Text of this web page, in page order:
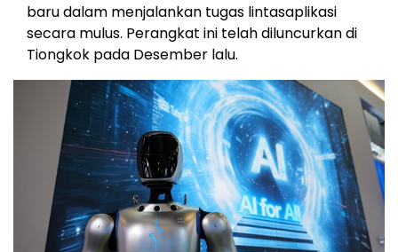
baru dalam menjalankan tugas lintasaplikasi
secara mulus. Perangkat ini telah diluncurkan di
Tiongkok pada Desember lalu.